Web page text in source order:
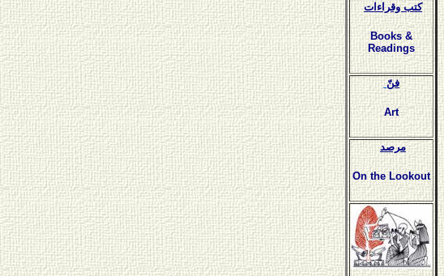
كتب وقراءات
Books &
Readings
فنّ
Art
مرصد
On the Lookout